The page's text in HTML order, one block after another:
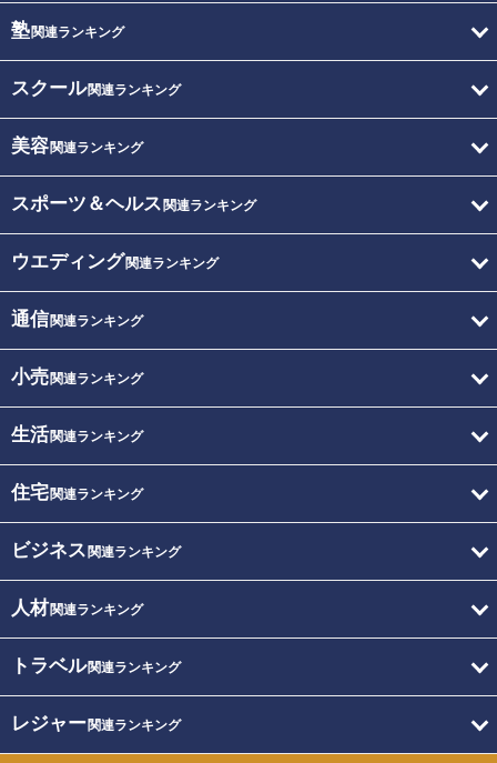
塾関連ランキング
スクール関連ランキング
美容関連ランキング
スポーツ＆ヘルス 関連ランキング
ウエディング関連ランキング
通信関連ランキング
小売関連ランキング
生活関連ランキング
住宅関連ランキング
ビジネス 関連ランキング
人材関連ランキング
トラベル関連ランキング
レジャー関連ランキング